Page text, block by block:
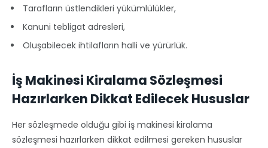
Tarafların üstlendikleri yükümlülükler,
Kanuni tebligat adresleri,
Oluşabilecek ihtilafların halli ve yürürlük.
İş Makinesi Kiralama Sözleşmesi
Hazırlarken Dikkat Edilecek Hususlar
Her sözleşmede olduğu gibi iş makinesi kiralama
sözleşmesi hazırlarken dikkat edilmesi gereken hususlar